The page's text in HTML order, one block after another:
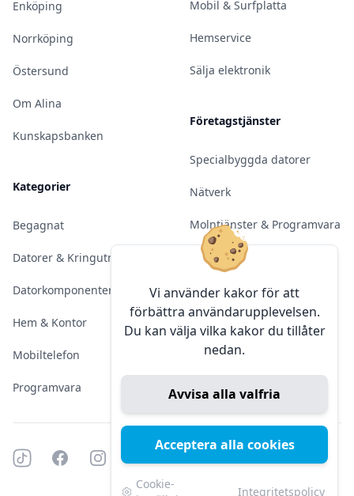
Vi använder kakor för att
förbättra användarupplevelsen.
Du kan välja vilka kakor du tillåter
nedan.
Avvisa alla valfria
Acceptera alla cookies
Cookie-
Integritetspolicy
Enköping
Norrköping
Östersund
Om Alina
Kunskapsbanken
Kategorier
Begagnat
Datorer & Kringutrustning
Datorkomponenter
Hem & Kontor
Mobiltelefon
Programvara
Mobil & Surfplatta
Hemservice
Sälja elektronik
Företagstjänster
Specialbyggda datorer
Nätverk
Molntjänster & Programvara
Server & Backup
Kameraövervakning
Konferens & Public Display
Sälja elektronik
Tiktok FacebookInstagram